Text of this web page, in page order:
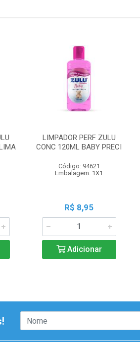
LIMPADOR PERF ZULU
CONC 120ML BABY PRECI
Código: 94621
Embalagem: 1X1
R$ 8,95
Adicionar